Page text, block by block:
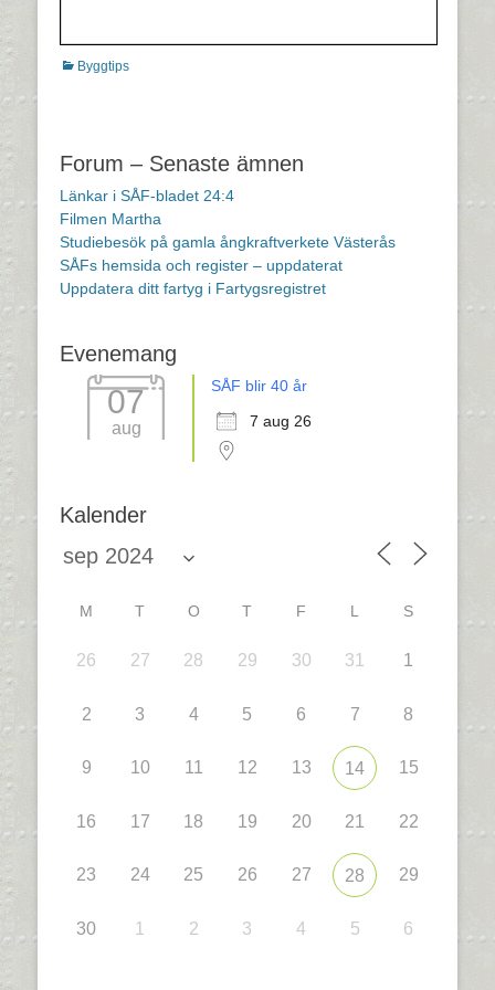
Kategorier
Byggtips
Forum – Senaste ämnen
Länkar i SÅF-bladet 24:4
Filmen Martha
Studiebesök på gamla ångkraftverkete Västerås
SÅFs hemsida och register – uppdaterat
Uppdatera ditt fartyg i Fartygsregistret
Evenemang
07
aug
SÅF blir 40 år
7 aug 26
Kalender
M T O T F L S
26 27 28 29 30 31 1
2 3 4 5 6 7 8
9 10 11 12 13 14 15
16 17 18 19 20 21 22
23 24 25 26 27 28 29
30 1 2 3 4 5 6